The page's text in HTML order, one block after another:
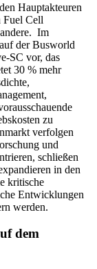
Hauptakteuren
Fuel Cell
Im
der Busworld
SC vor, das
30 % mehr
zu
verfolgen
und
schließen
in den
kritische
Entwicklungen
werden.
dem